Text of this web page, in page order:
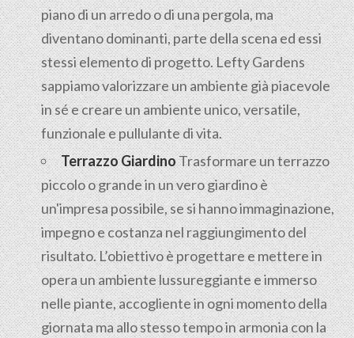
piano di un arredo o di una pergola, ma
diventano dominanti, parte della scena ed essi
stessi elemento di progetto. Lefty Gardens
sappiamo valorizzare un ambiente già piacevole
in sé e creare un ambiente unico, versatile,
funzionale e pullulante di vita.
Terrazzo GiardinoTrasformare un terrazzo
piccolo o grande in un vero giardino è
un'impresa possibile, se si hanno immaginazione,
impegno e costanza nel raggiungimento del
risultato. L’obiettivo è progettare e mettere in
opera un ambiente lussureggiante e immerso
nelle piante, accogliente in ogni momento della
giornata ma allo stesso tempo in armonia con la